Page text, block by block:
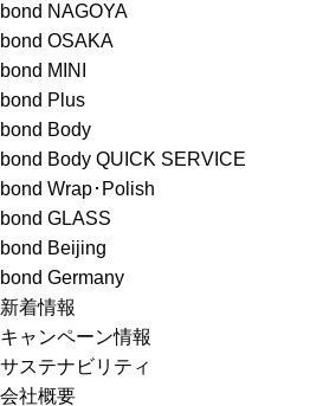
bond NAGOYA
bond OSAKA
bond MINI
bond Plus
bond Body
bond Body QUICK SERVICE
bond Wrap･Polish
bond GLASS
bond Beijing
bond Germany
新着情報
キャンペーン情報
サステナビリティ
会社概要